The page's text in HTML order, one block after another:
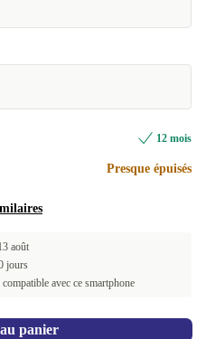
12 mois
Presque épuisés
août
jours
avec ce smartphone
panier